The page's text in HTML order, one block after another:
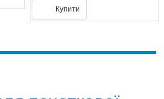
Купити